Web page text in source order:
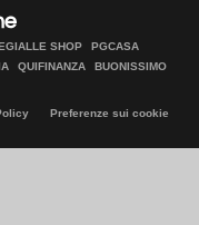
SHOP
PGCASA
QUIFINANZA
BUONISSIMO
Preferenze sui cookie